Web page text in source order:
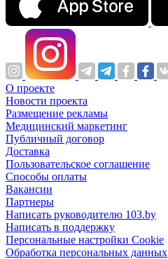
О проекте
Новости проекта
Размещение рекламы
Медицинский маркетинг
Публичный договор
Доставка
Пользовательское соглашение
Способы оплаты
Вакансии
Партнеры
Написать руководителю 103.by
Написать в поддержку
Персональные настройки Cookie
Обработка персональных данных